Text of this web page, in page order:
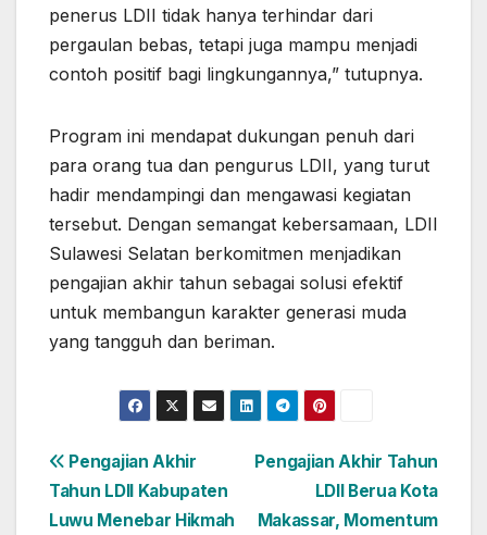
penerus LDII tidak hanya terhindar dari
pergaulan bebas, tetapi juga mampu menjadi
contoh positif bagi lingkungannya,” tutupnya.
Program ini mendapat dukungan penuh dari
para orang tua dan pengurus LDII, yang turut
hadir mendampingi dan mengawasi kegiatan
tersebut. Dengan semangat kebersamaan, LDII
Sulawesi Selatan berkomitmen menjadikan
pengajian akhir tahun sebagai solusi efektif
untuk membangun karakter generasi muda
yang tangguh dan beriman.
Navigasi
pos
Pengajian Akhir Tahun
LDII Berua Kota
Makassar, Momentum
Pengajian Akhir
Tahun LDII Kabupaten
Luwu Menebar Hikmah